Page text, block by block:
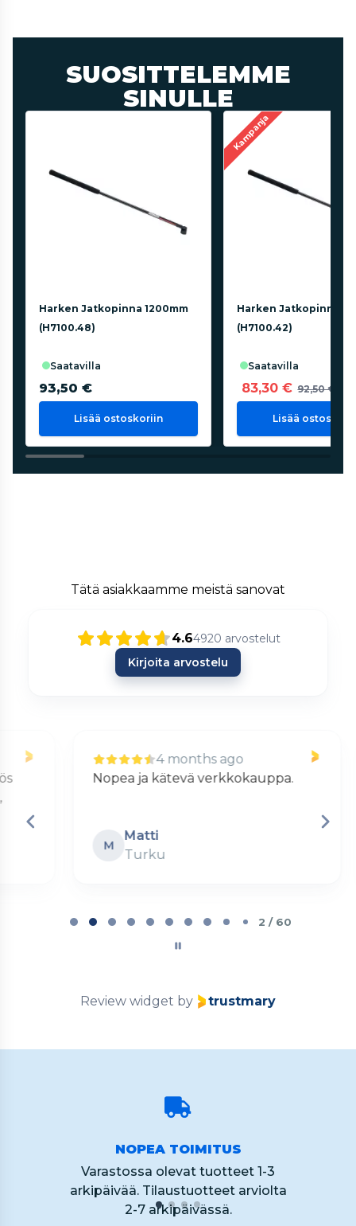
SUOSITTELEMME
SINULLE
Harken Jatkopinna 1200mm
(H7100.48)
saatavilla
93,50 €
Lisää ostoskoriin
Kampanja
Harken Jatkopinna
(H7100.42)
saatavilla
83,30 € 92,50 €
Lisää
Tätä asiakkaamme meistä sanovat
4.64920 arvostelut
Kirjoita arvostelu
4 months ago
Nopea ja kätevä verkkokauppa.
Matti
Turku
2 / 60
Review widget by trustmary
NOPEA TOIMITUS
Varastossa olevat tuotteet 1-3
arkipäivää. Tilaustuotteet arviolta
2-7 arkipäivässä.